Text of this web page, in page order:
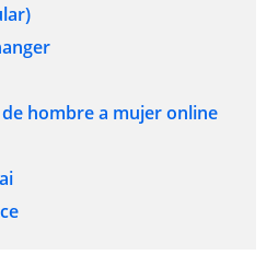
hombre a mujer online